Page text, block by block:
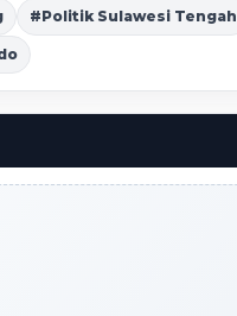
#Politik Sulawesi Tengah